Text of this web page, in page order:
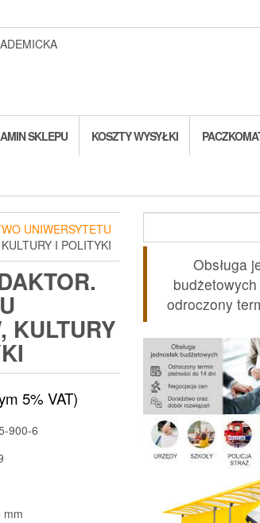
SKLEPU KOSZTY WYSYŁKI
UNIWERSYTETU
I POLITYKI
KULTURY
5% VAT)
900-6
mm
Obsługa
odroczony